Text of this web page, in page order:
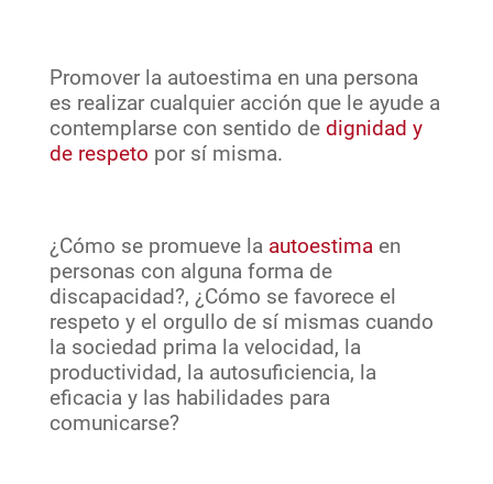
Promover la autoestima en una persona
es realizar cualquier acción que le ayude a
contemplarse con sentido dedignidad y
de respeto por sí misma.
¿Cómo se promueve la autoestima en
personas con alguna forma de
discapacidad?, ¿Cómo se favorece el
respeto y el orgullo de sí mismas cuando
la sociedad prima la velocidad, la
productividad, la autosuficiencia, la
eficacia y las habilidades para
comunicarse?